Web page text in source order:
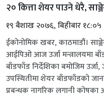
२० कित्ता शेयर पाउने धेरै,
१९ बैशाख २०७६, बिहीबार १८:०५
ईकोनोमिक खबर, काठमाडौं।
आईपिओ आज उर्जा मन्त्रालयमा
बाँडफाँड निर्देशिका बमोजिम
उपस्थितीमा शेयर बाँडफाँडको
प्रबन्धक नागरिक लगानी कोषका